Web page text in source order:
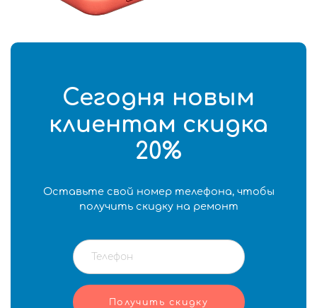
Сегодня новым
клиентам скидка
20%
Оставьте свой номер телефона, чтобы
получить скидку на ремонт